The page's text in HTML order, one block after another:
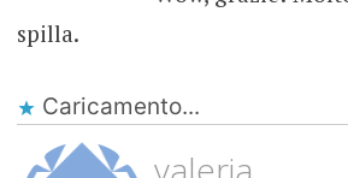
spilla.
Caricamento...